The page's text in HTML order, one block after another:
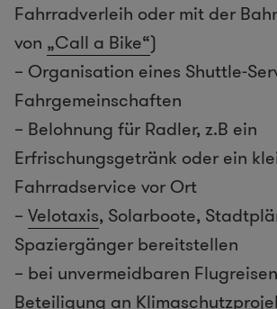
Fahrradverleih oder mit der
von „Call a Bike“)
– Organisation eines Shuttle-
Fahrgemeinschaften
– Belohnung für Radler, z.B ein
Erfrischungsgetränk oder ein
Fahrradservice vor Ort
– Velotaxis, Solarboote,
Spaziergänger bereitstellen
– bei unvermeidbaren
Beteiligung an